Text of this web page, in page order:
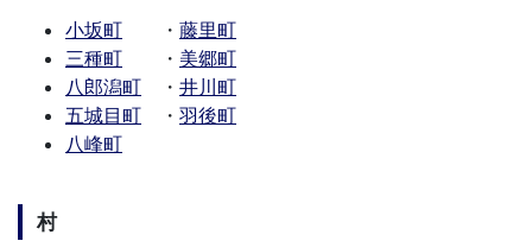
小坂町 ・ 藤里町
三種町 ・ 美郷町
八郎潟町 ・ 井川町
五城目町 ・ 羽後町
八峰町
村